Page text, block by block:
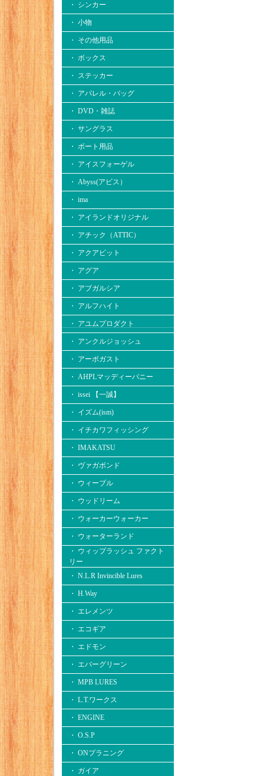
・ シンカー
・ 小物
・ その他用品
・ ボックス
・ ステッカー
・ アパレル・バッグ
・ DVD・雑誌
・ サングラス
・ ボート用品
・ アイスフォーゲル
・ Abyss(アビス）
・ ima
・ アイランドオリジナル
・ アチック（ATTIC）
・ アクアビット
・ アグア
・ アブガルシア
・ アルフハイト
・ アユムプロダクト
・ アンクルジョッシュ
・ アーボガスト
・ AHPLマッディーバニー
・ issei 【一誠】
・ イズム(ism)
・ イチカワフィッシング
・ IMAKATSU
・ ヴァガボンド
・ ウィーブル
・ ウッドリーム
・ ウォーカーウォーカー
・ ウォーターランド
・ ウィップラッシュ ファクト
リー
・ N.L.R Invincible Lures
・ H.Way
・ エレメンツ
・ エコギア
・ エドモン
・ エバーグリーン
・ MPB LURES
・ L.T.ワークス
・ ENGINE
・ O.S.P
・ ONプラニング
・ ガイア